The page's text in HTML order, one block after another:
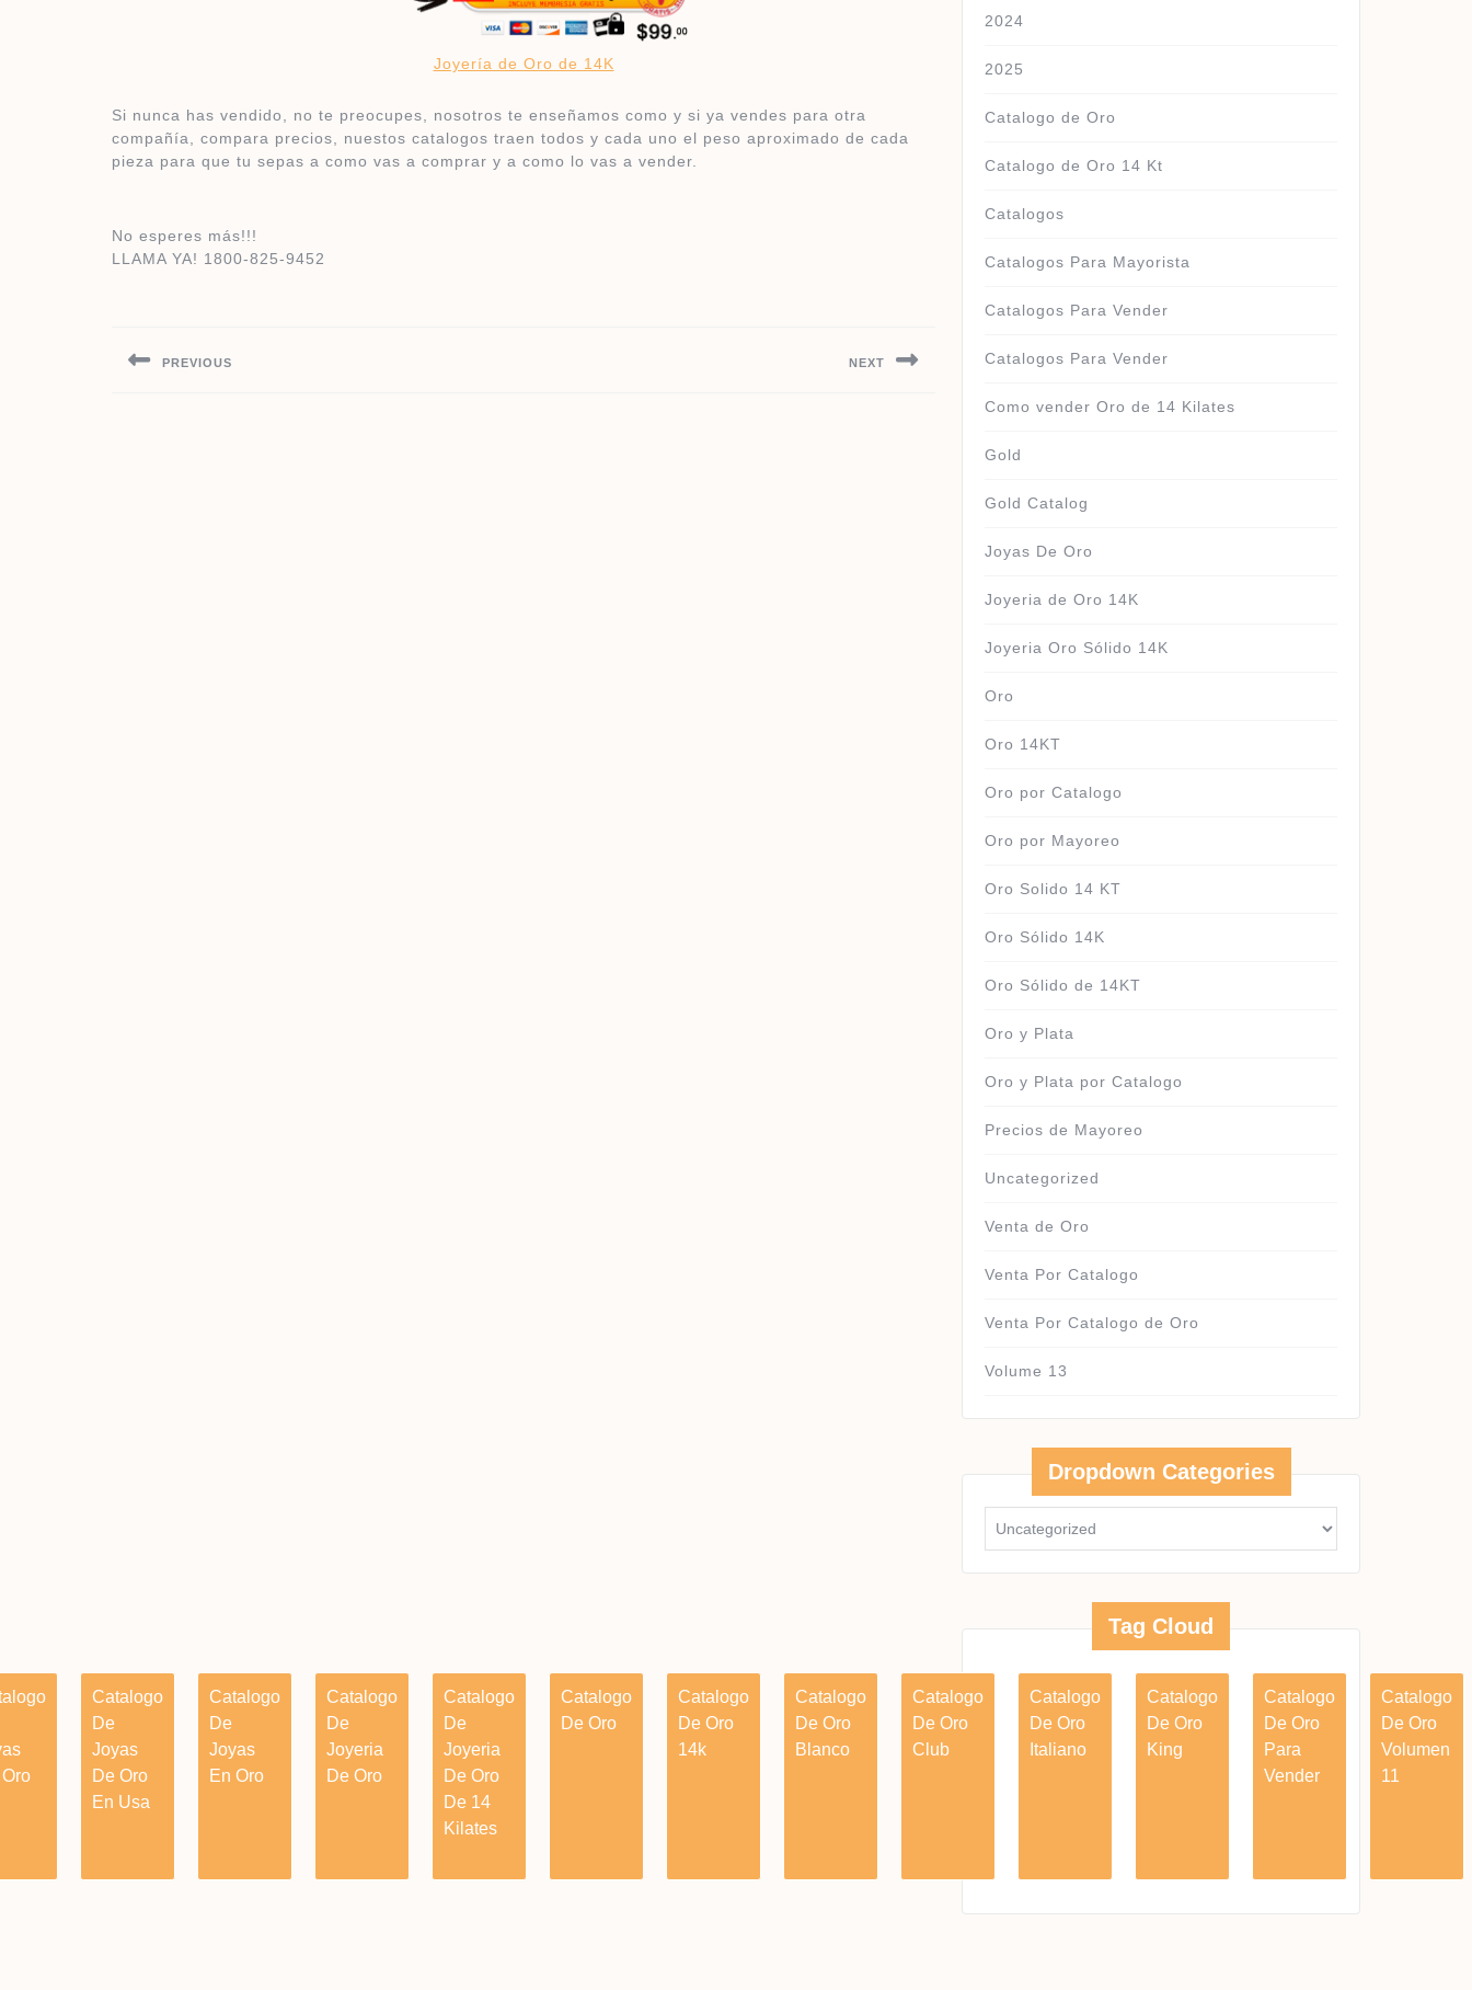
Joyería de Oro de 14K
Si nunca has vendido, no te preocupes, nosotros te enseñamos como y si ya vendes para otra
compañía, compara precios, nuestos catalogos traen todos y cada uno el peso aproximado de cada
pieza para que tu sepas a como vas a comprar y a como lo vas a vender.
​No esperes más!!!
LLAMA YA! 1800-825-9452
navigation
PREVIOUS NEXT
2024
2025
Catalogo de Oro
Catalogo de Oro 14 Kt
Catalogos
Catalogos Para Mayorista
Catalogos Para Vender
Catalogos Para Vender
Como vender Oro de 14 Kilates
Gold
Gold Catalog
Joyas De Oro
Joyeria de Oro 14K
Joyeria Oro Sólido 14K
Oro
Oro 14KT
Oro por Catalogo
Oro por Mayoreo
Oro Solido 14 KT
Oro Sólido 14K
Oro Sólido de 14KT
Oro y Plata
Oro y Plata por Catalogo
Precios de Mayoreo
Uncategorized
Venta de Oro
Venta Por Catalogo
Venta Por Catalogo de Oro
Volume 13
Dropdown Categories
Tag Cloud
Catalogo
De
Joyas
De Oro
En Usa
Catalogo
De
Joyas
En Oro
Catalogo
De
Joyeria
De Oro
Catalogo
De
Joyeria
De Oro
De 14
Kilates
Catalogo
De Oro
Catalogo
De Oro
14k
Catalogo
De Oro
Blanco
Catalogo
De Oro
Club
Catalogo
De Oro
Italiano
Catalogo
De Oro
King
Catalogo
De Oro
Para
Vender
Catalogo
De Oro
Volumen
11